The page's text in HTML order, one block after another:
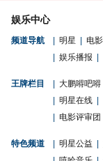
娱乐中心
频道导航 明星 电影
娱乐播报
王牌栏目 大鹏嘚吧嘚
明星在线
电影评审团
特色频道 明星公益